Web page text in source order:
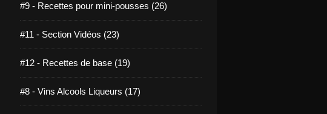
#9 - Recettes pour mini-pousses (26)
#11 - Section Vidéos (23)
#12 - Recettes de base (19)
#8 - Vins Alcools Liqueurs (17)